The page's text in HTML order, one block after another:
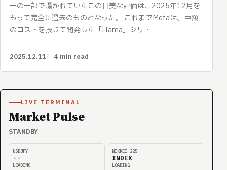
ーの一部で囁かれていたこの甘美な評価は、2025年12月を
もって完全に過去のものとなった。 これまでMetaは、巨額
のコストを投じて開発した「Llama」シリ…
2025.12.11 4 min read
LIVE TERMINAL
Market Pulse
STANDBY
USDJPY
--
LOADING
NIKKEI 225
INDEX
LOADING